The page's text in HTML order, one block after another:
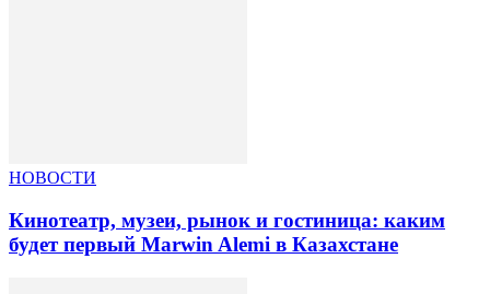
НОВОСТИ
Кинотеатр, музеи, рынок и гостиница: каким
будет первый Marwin Alemi в Казахстане